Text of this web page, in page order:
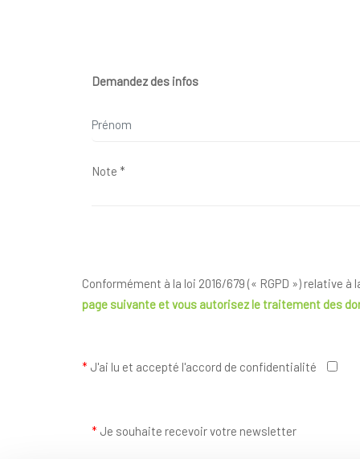
Demandez des infos
Conformément à la loi 2016/679 (« RGPD »)
page suivanteet vous autorisez le traitement des
* J'ai lu et accepté l'accord de confidentialité
* Je souhaite recevoir votre newsletter